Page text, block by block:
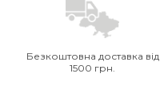
Безкоштовна доставка від
1500 грн.